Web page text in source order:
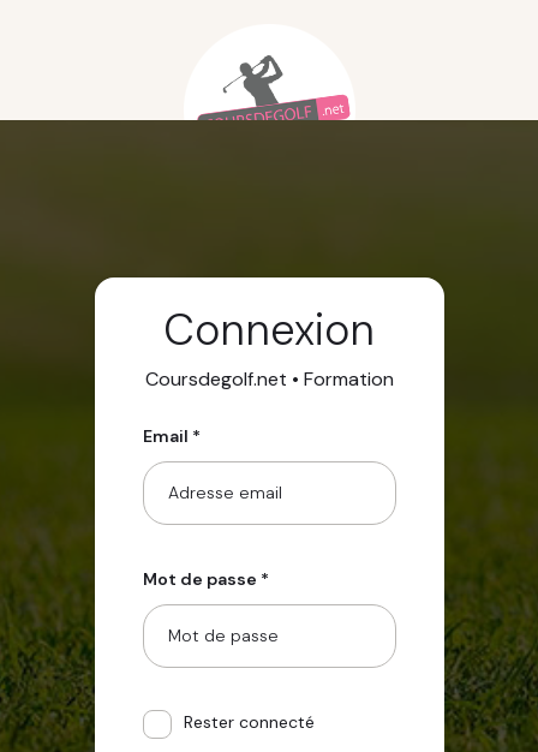
Connexion
Coursdegolf.net • Formation
Email *
Mot de passe *
Rester connecté